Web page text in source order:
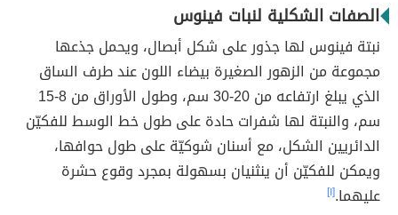
الصفات الشكلية لنبات فينوس
نبتة فينوس لها جذور على شكل أبصال، ويحمل جذعها
مجموعة من الزهور الصغيرة بيضاء اللون عند طرف الساق
الذي يبلغ ارتفاعه من 20-30 سم، وطول الأوراق من 8-15
سم، والنبتة لها شفرات حادة على طول خط الوسط للفكيّن
الدائريين الشكل، مع أسنان شوكيّة على طول حوافها،
ويمكن للفكيّن أن ينثنيان بسهولة بمجرد وقوع حشرة
عليهما.[١]